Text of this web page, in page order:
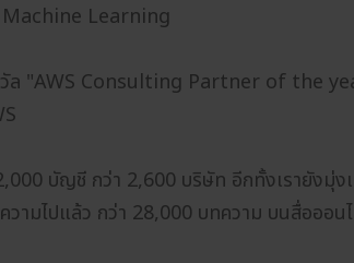
Machine Learning
วัล "AWS Consulting Partner of the
บัญชี กว่า 2,600 บริษัท อีกทั้งเรายังมุ่
วามไปแล้ว กว่า 28,000 บทความ บนสื่ออ